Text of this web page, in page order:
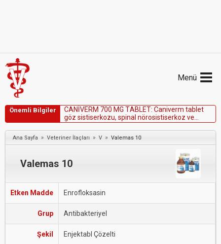
Menü
Önemli Bilgiler CANİVERM 700 MG TABLET: Caniverm tab et
göz sistiserkozu, spina nörosistiserkoz ve
karaciğeryetmezliğindekontrendikedir.
Ana Sayfa » Veteriner İlaçları » V » Valemas 10
Valemas 10
Etken Madde Enrofloksasin
Grup Antibakteriyel
Şekil Enjektabl Çözelti